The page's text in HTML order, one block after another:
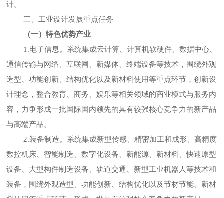
计。
三、工业设计发展重点任务
（一）特色优势产业
1.电子信息。系统集成云计算、计算机软硬件、数据中心、
通信传输与网络、互联网、新媒体、终端设备等技术，围绕外观
造型、功能创新、结构优化以及新材料使用等重点环节，创新设
计理念，整合教育、商务、娱乐等相关领域的商业模式与服务内
容，力争形成一批国际国内领先的具有较强核心竞争力的新产品
与高端产品。
2.装备制造。系统集成新型传感、精密加工和成形、高精度
数控机床、智能制造、数字化设备、新能源、新材料、快速原型
设备、大型构件制造设备、轨道交通、新型工业机器人等技术和
装备，围绕外观造型、功能创新、结构优化以及节材节能、新材